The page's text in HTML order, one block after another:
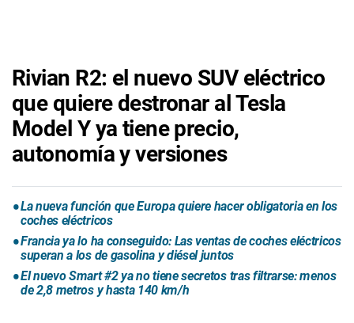
Rivian R2: el nuevo SUV eléctrico
que quiere destronar al Tesla
Model Y ya tiene precio,
autonomía y versiones
La nueva función que Europa quiere hacer obligatoria en los
coches eléctricos
Francia ya lo ha conseguido: Las ventas de coches eléctricos
superan a los de gasolina y diésel juntos
El nuevo Smart #2 ya no tiene secretos tras filtrarse: menos
de 2,8 metros y hasta 140 km/h